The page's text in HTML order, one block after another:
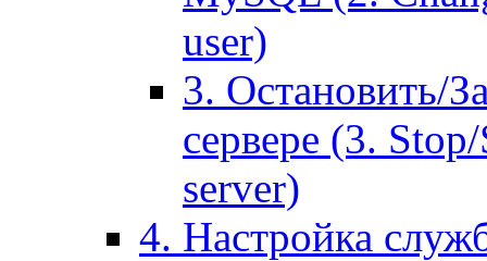
user)
3. Остановить/
сервере (3.
server)
4. Настройка